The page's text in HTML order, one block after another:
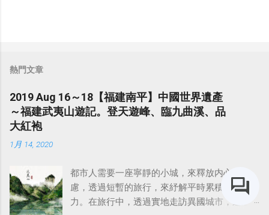
熱門文章
2019 Aug 16～18【福建南平】中國世界遺產
～福建武夷山遊記。登天遊峰、臨九曲溪、品
大紅袍
1月 14, 2020
都市人需要一座寧靜的小城，來釋放内心的焦
慮，透過短暫的旅行，來紓解平時累積的壓
力。在旅行中，透過實地走訪異國城市，透過